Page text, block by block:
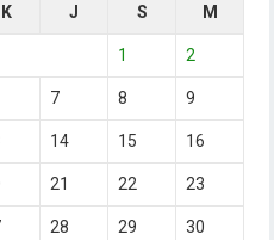
K J S M
1 2
7 8 9
14 15 16
21 22 23
28 29 30